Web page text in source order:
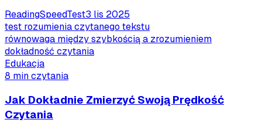
ReadingSpeedTest3 lis 2025
test rozumienia czytanego tekstu
równowaga między szybkością a zrozumieniem
dokładność czytania
Edukacja
8 min czytania
Jak Dokładnie Zmierzyć Swoją Prędkość
Czytania